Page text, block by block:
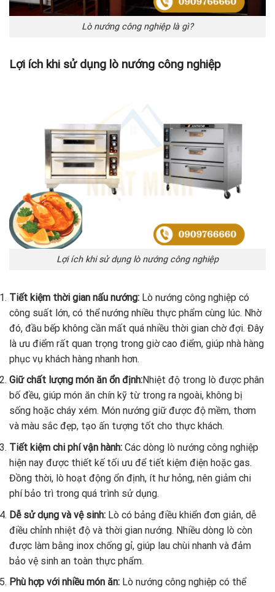
Lò nướng công nghiệp là gì?
Lợi ích khi sử dụng lò nướng công nghiệp
Lợi ích khi sử dụng lò nướng công nghiệp
Tiết kiệm thời gian nấu nướng: Lò nướng công nghiệp có
công suất lớn, có thể nướng nhiều thực phẩm cùng lúc. Nhờ
đó, đầu bếp không cần mất quá nhiều thời gian chờ đợi. Đây
là ưu điểm rất quan trọng trong giờ cao điểm, giúp nhà hàng
phục vụ khách hàng nhanh hơn.
Giữ chất lượng món ăn ổn định:Nhiệt độ trong lò được phân
bố đều, giúp món ăn chín kỹ từ trong ra ngoài, không bị
sống hoặc cháy xém. Món nướng giữ được độ mềm, thơm
và màu sắc đẹp, tạo ấn tượng tốt cho thực khách.
Tiết kiệm chi phí vận hành: Các dòng lò nướng công nghiệp
hiện nay được thiết kế tối ưu để tiết kiệm điện hoặc gas.
Đồng thời, lò hoạt động ổn định, ít hư hỏng, nên giảm chi
phí bảo trì trong quá trình sử dụng.
Dễ sử dụng và vệ sinh: Lò có bảng điều khiển đơn giản, dễ
điều chỉnh nhiệt độ và thời gian nướng. Nhiều dòng lò còn
được làm bằng inox chống gỉ, giúp lau chùi nhanh và đảm
bảo vệ sinh an toàn thực phẩm.
Phù hợp với nhiều món ăn: Lò nướng công nghiệp có thể